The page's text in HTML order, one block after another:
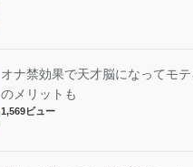
オナ禁効果で天才脳になってモ
のメリットも
1,569ビュー